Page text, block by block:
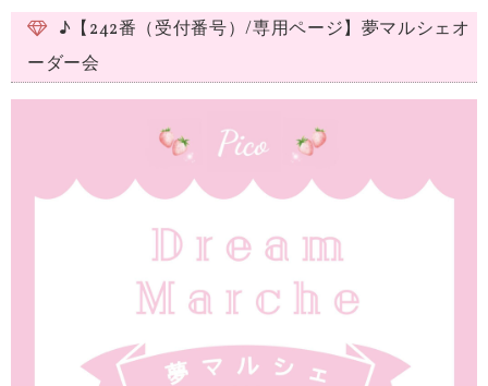
♪【242番（受付番号）/専用ページ】夢マルシェオ
ーダー会